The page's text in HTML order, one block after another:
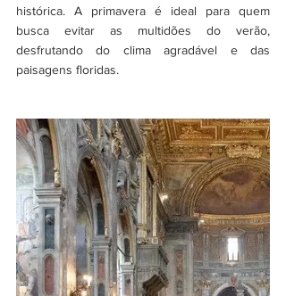
histórica. A primavera é ideal para quem
busca evitar as multidões do verão,
desfrutando do clima agradável e das
paisagens floridas.